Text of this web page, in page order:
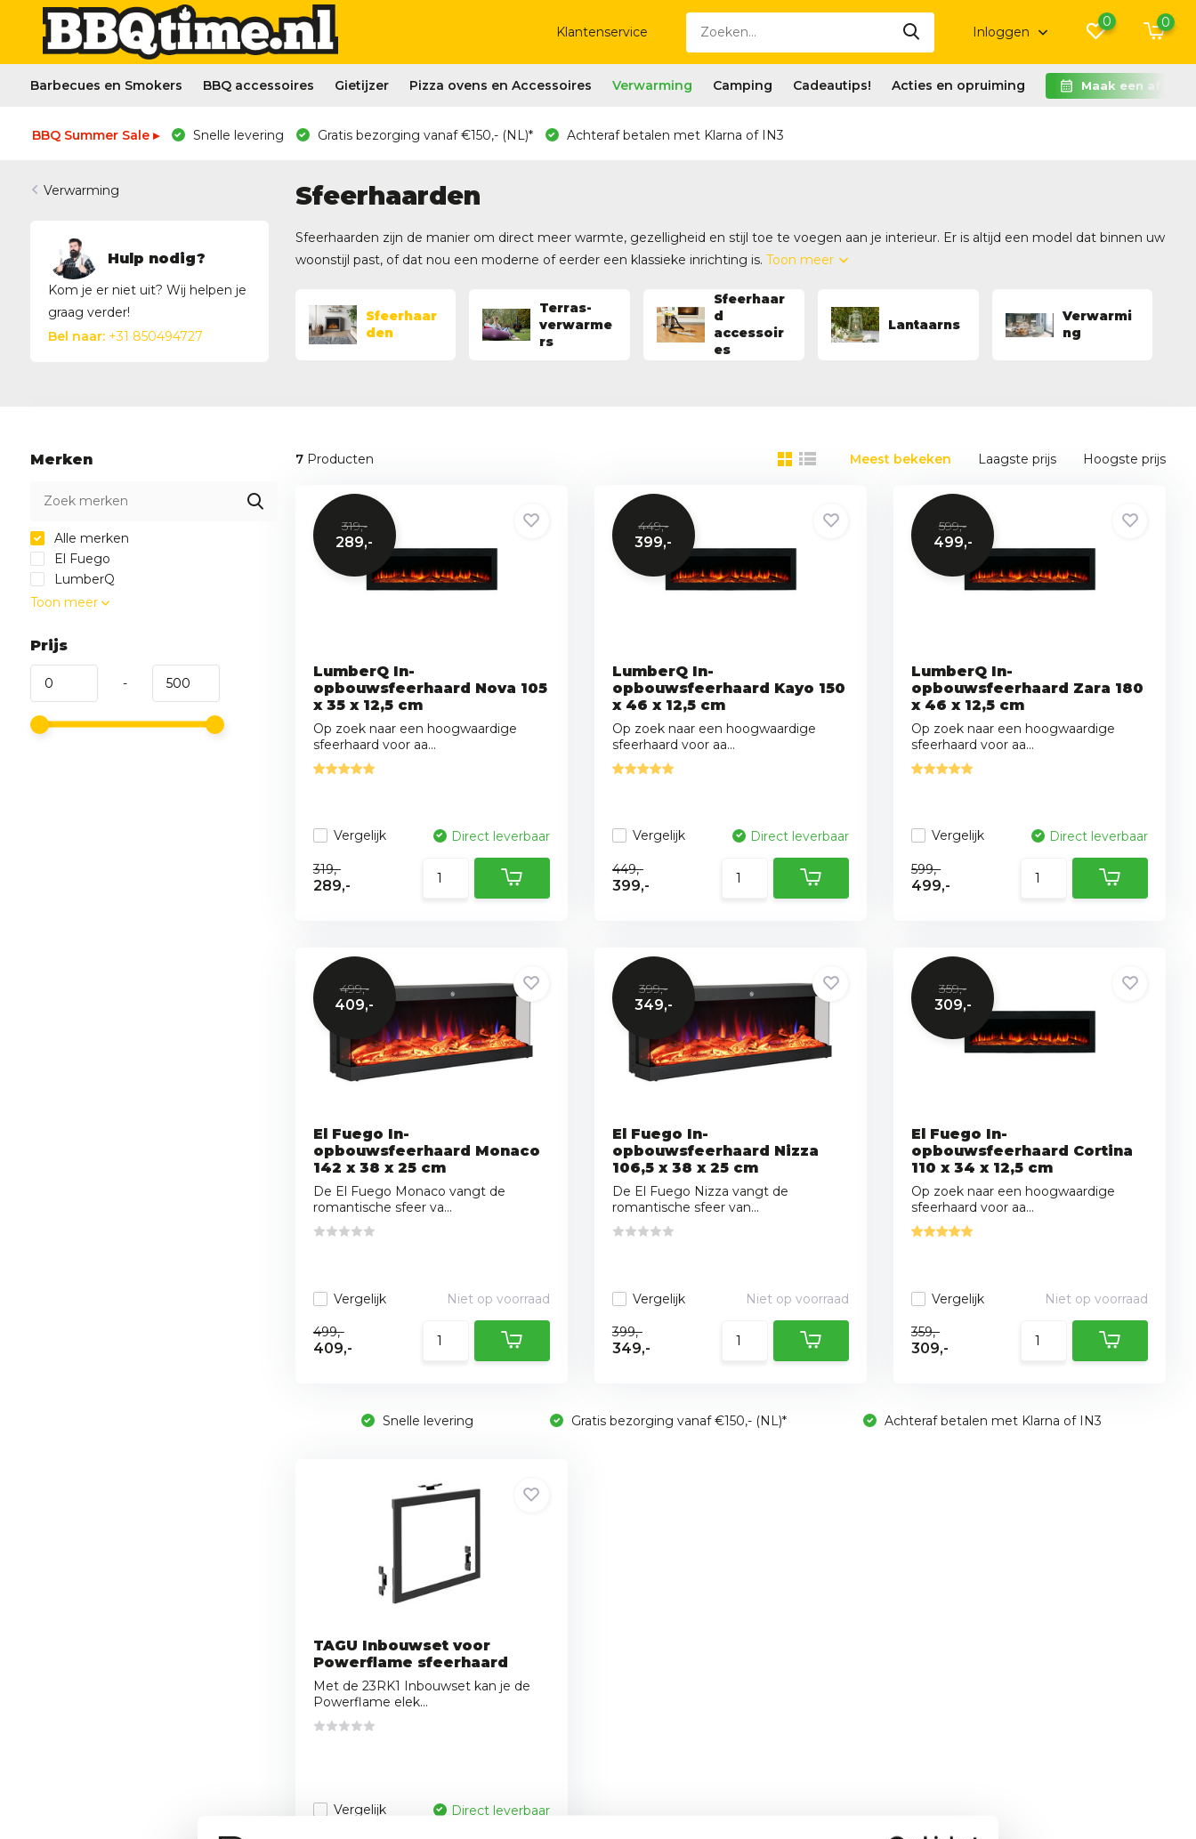
Klantenservice Inloggen
0 0
Barbecues en Smokers BBQ accessoires Gietijzer Pizza ovens en Accessoires Verwarming Camping Cadeautips! Acties en opruiming Maak een
BBQ Summer Sale ▸ Snelle levering Gratis bezorging vanaf €150,- (NL)* Achteraf betalen met Klarna of IN3
Verwarming
Hulp nodig?
Kom je er niet uit? Wij helpen je
graag verder!
Bel naar:+31 850494727
Sfeerhaarden
Sfeerhaarden zijn de manier om direct meer warmte, gezelligheid en stijl toe te voegen aan je interieur. Er is altijd een model dat binnen uw
woonstijl past, of dat nou een moderne of eerder een klassieke inrichting is. Toon meer
Sfeerhaar
den
Terras-
verwarme
rs
Sfeerhaar
d
accessoir
es
Lantaarns
Verwarmi
ng
Merken
Alle merken
El Fuego
LumberQ
Toon meer
Prijs
-
7Producten Meest bekeken Laagste prijs Hoogste prijs
319,-
289,-
LumberQ In-
opbouwsfeerhaard Nova 105
x 35 x 12,5 cm
Op zoek naar een hoogwaardige
sfeerhaard voor aa...
Vergelijk Direct leverbaar
319,-
289,-
449,-
399,-
LumberQ In-
opbouwsfeerhaard Kayo 150
x 46 x 12,5 cm
Op zoek naar een hoogwaardige
sfeerhaard voor aa...
Vergelijk Direct leverbaar
449,-
399,-
599,-
499,-
LumberQ In-
opbouwsfeerhaard Zara 180
x 46 x 12,5 cm
Op zoek naar een hoogwaardige
sfeerhaard voor aa...
Vergelijk Direct leverbaar
599,-
499,-
499,-
409,-
El Fuego In-
opbouwsfeerhaard Monaco
142 x 38 x 25 cm
De El Fuego Monaco vangt de
romantische sfeer va...
Vergelijk Niet op voorraad
499,-
409,-
399,-
349,-
El Fuego In-
opbouwsfeerhaard Nizza
106,5 x 38 x 25 cm
De El Fuego Nizza vangt de
romantische sfeer van...
Vergelijk Niet op voorraad
399,-
349,-
359,-
309,-
El Fuego In-
opbouwsfeerhaard Cortina
110 x 34 x 12,5 cm
Op zoek naar een hoogwaardige
sfeerhaard voor aa...
Vergelijk Niet op voorraad
359,-
309,-
Snelle levering Gratis bezorging vanaf €150,- (NL)* Achteraf betalen met Klarna of IN3
TAGU Inbouwset voor
Powerflame sfeerhaard
Met de 23RK1 Inbouwset kan je de
Powerflame elek...
Vergelijk Direct leverbaar